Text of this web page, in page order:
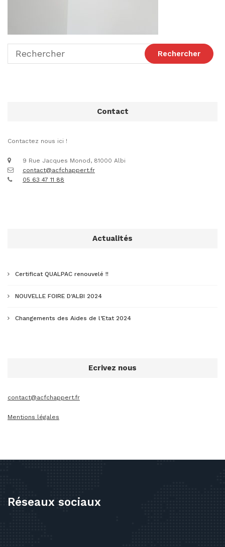
Contact
Contactez nous ici !
9 Rue Jacques Monod, 81000 Albi
contact@acfchappert.fr
05 63 47 11 88
Actualités
Certificat QUALPAC renouvelé !!
NOUVELLE FOIRE D’ALBI 2024
Changements des Aides de l’Etat 2024
Ecrivez nous
contact@acfchappert.fr
Mentions légales
Réseaux sociaux